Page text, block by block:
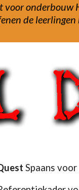
voor onderbouw
de
Spaans